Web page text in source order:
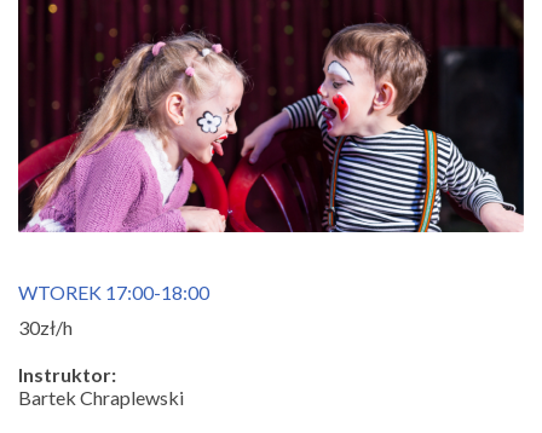
WTOREK 17:00-18:00
30zł/h
Instruktor:
Bartek Chraplewski